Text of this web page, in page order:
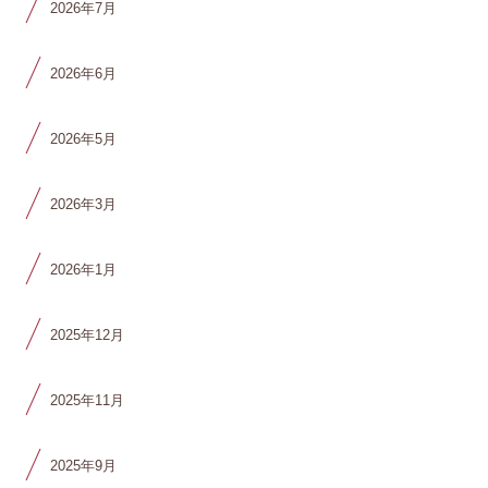
2026年7月
2026年6月
2026年5月
2026年3月
2026年1月
2025年12月
2025年11月
2025年9月